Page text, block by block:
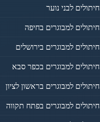
חיתולים לבני נוער
חיתולים למבוגרים בחיפה
חיתולים למבוגרים בירושלים
חיתולים למבוגרים בכפר סבא
חיתולים למבוגרים בראשון לציון
חיתולים למבוגרים בפתח תקווה